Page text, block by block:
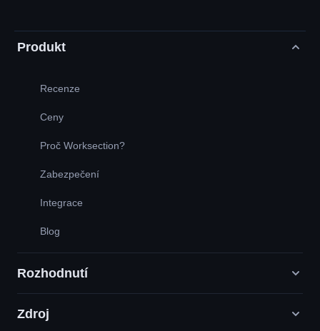
Produkt
Recenze
Ceny
Proč Worksection?
Zabezpečení
Integrace
Blog
Rozhodnutí
Agentury digitálního marketingu
Zdroj